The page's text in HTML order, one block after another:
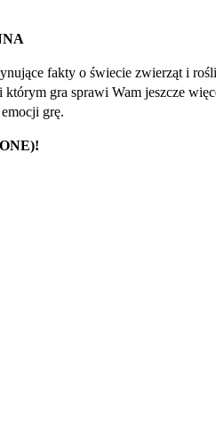
fakty o świecie zwierząt i
gra sprawi Wam jeszcze
grę.